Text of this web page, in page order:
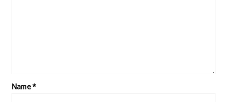
Name*